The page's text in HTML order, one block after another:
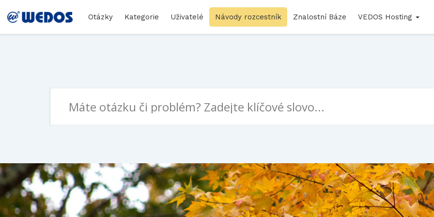
Otázky Kategorie Uživatelé Návody rozcestník Znalostní Báze VEDOS Hosting